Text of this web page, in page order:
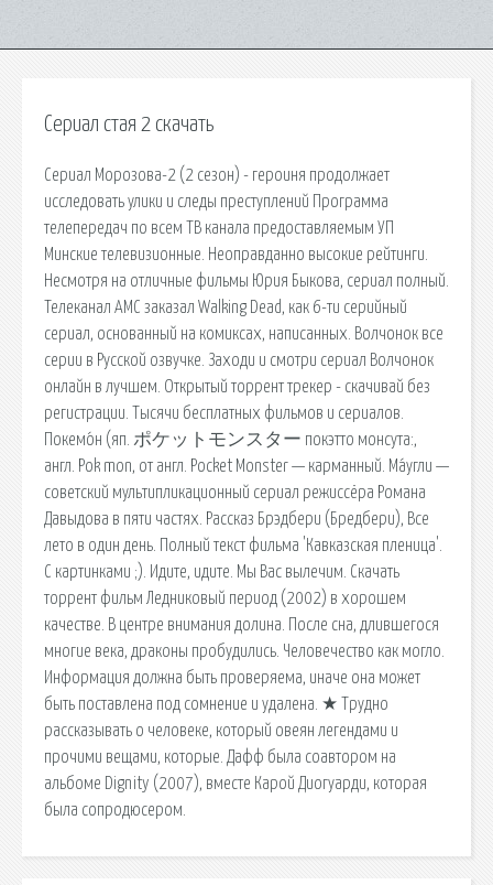
Сериал стая 2 скачать
Сериал Морозова-2 (2 сезон) - героиня продолжает
исследовать улики и следы преступлений Программа
телепередач по всем ТВ канала предоставляемым УП
Минские телевизионные. Неоправданно высокие рейтинги.
Несмотря на отличные фильмы Юрия Быкова, сериал полный.
Телеканал АМС заказал Walking Dead, как 6-ти серийный
сериал, основанный на комиксах, написанных. Волчонок все
серии в Русской озвучке. Заходи и смотри сериал Волчонок
онлайн в лучшем. Открытый торрент трекер - скачивай без
регистрации. Тысячи бесплатных фильмов и сериалов.
Покемо́н (яп. ポケットモンスター покэтто монсута:,
англ. Pok mon, от англ. Pocket Monster — карманный. Ма́угли —
советский мультипликационный сериал режиссёра Романа
Давыдова в пяти частях. Рассказ Брэдбери (Бредбери), Все
лето в один день. Полный текст фильма 'Кавказская пленица'.
С картинками ;). Идите, идите. Мы Вас вылечим. Скачать
торрент фильм Ледниковый период (2002) в хорошем
качестве. В центре внимания долина. После сна, длившегося
многие века, драконы пробудились. Человечество как могло.
Информация должна быть проверяема, иначе она может
быть поставлена под сомнение и удалена. ★ Трудно
рассказывать о человеке, который овеян легендами и
прочими вещами, которые. Дафф была соавтором на
альбоме Dignity (2007), вместе Карой Диогуарди, которая
была сопродюсером.